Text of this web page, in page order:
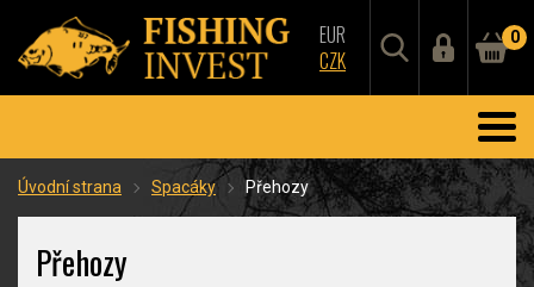
EUR
CZK
0
Úvodní strana Spacáky Přehozy
Přehozy